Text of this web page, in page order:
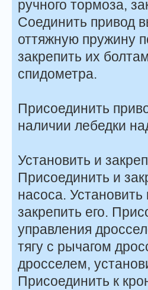
ручного тормоза,
Соединить привод
оттяжную пружину
закрепить их
спидометра.
Присоединить
наличии лебедки
Установить и
Присоединить и
насоса.
закрепить его.
управления
тягу с рычагом
дросселем,
Присоединить к